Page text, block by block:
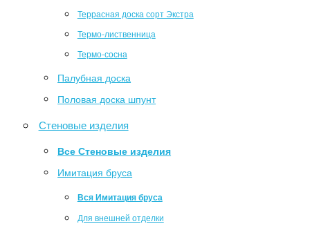
Террасная доска сорт Экстра
Термо-лиственница
Термо-сосна
Палубная доска
Половая доска шпунт
Стеновые изделия
Все Стеновые изделия
Имитация бруса
Вся Имитация бруса
Для внешней отделки